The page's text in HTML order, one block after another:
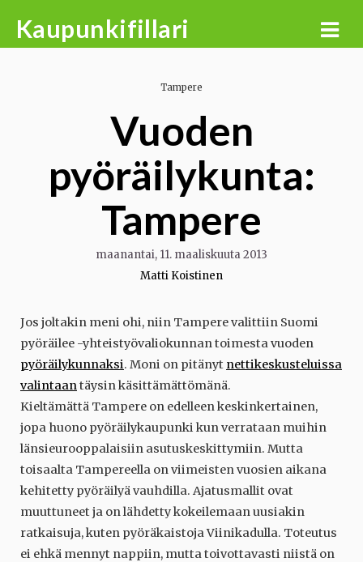
Kaupunkifillari
Tampere
Vuoden
pyöräilykunta:
Tampere
maanantai, 11. maaliskuuta 2013
Matti Koistinen
Jos joltakin meni ohi, niin Tampere valittiin Suomi
pyöräilee -yhteistyövaliokunnan toimesta vuoden
pyöräilykunnaksi. Moni on pitänyt nettikeskusteluissa
valintaantäysin käsittämättömänä.
Kieltämättä Tampere on edelleen keskinkertainen,
jopa huono pyöräilykaupunki kun verrataan muihin
länsieurooppalaisiin asutuskeskittymiin. Mutta
toisaalta Tampereella on viimeisten vuosien aikana
kehitetty pyöräilyä vauhdilla. Ajatusmallit ovat
muuttuneet ja on lähdetty kokeilemaan uusiakin
ratkaisuja, kuten pyöräkaistoja Viinikadulla. Toteutus
ei ehkä mennyt nappiin, mutta toivottavasti niistä on